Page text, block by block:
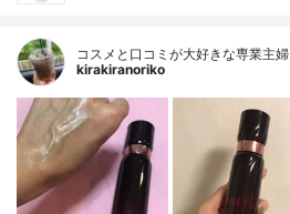
コスメと口コミが大好きな専業主婦
kirakiranoriko